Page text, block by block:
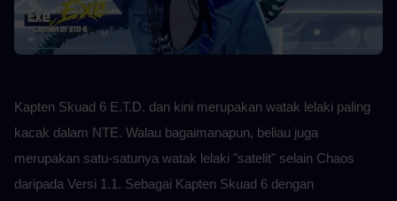
Kapten Skuad 6 E.T.D. dan kini merupakan watak lelaki paling
kacak dalam NTE. Walau bagaimanapun, beliau juga
merupakan satu-satunya watak lelaki "satelit" selain Chaos
daripada Versi 1.1. Sebagai Kapten Skuad 6 dengan